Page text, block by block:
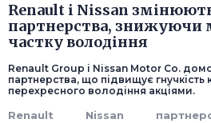
Renault і Nissan
партнерства, знижуючи
частку володіння
Renault Group і Nissan Motor Co.
партнерства, що підвищує гнучкість
перехресного володіння акціями.
Renault Nissan